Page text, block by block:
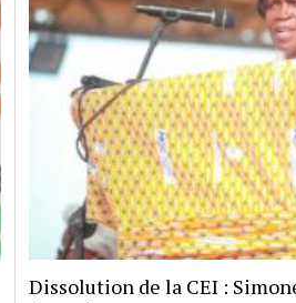
Dissolution de la CEI :